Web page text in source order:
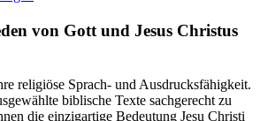
von Gott und Jesus Christus
religiöse Sprach- und Ausdrucksfähigkeit.
biblische Texte sachgerecht zu
die einzigartige Bedeutung Jesu Christi